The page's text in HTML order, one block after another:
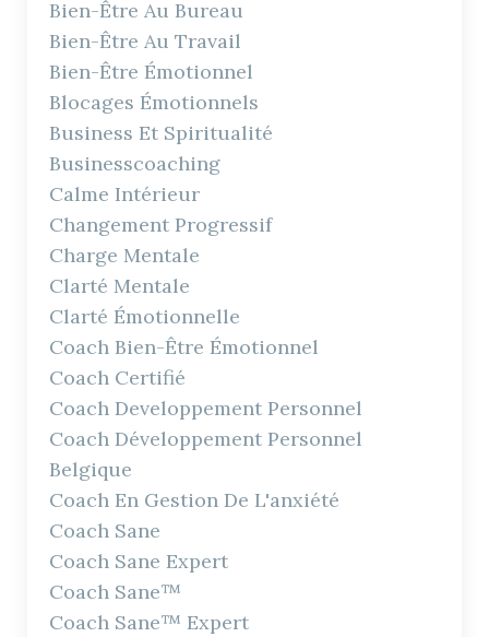
Bien-Être Au Bureau
Bien-Être Au Travail
Bien-Être Émotionnel
Blocages Émotionnels
Business Et Spiritualité
Businesscoaching
Calme Intérieur
Changement Progressif
Charge Mentale
Clarté Mentale
Clarté Émotionnelle
Coach Bien-Être Émotionnel
Coach Certifié
Coach Developpement Personnel
Coach Développement Personnel
Belgique
Coach En Gestion De L'anxiété
Coach Sane
Coach Sane Expert
Coach Sane™
Coach Sane™ Expert